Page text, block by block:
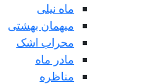
ماه نیلی
میهمان بهشتی
محراب اشک
مادر ماه
مناظره